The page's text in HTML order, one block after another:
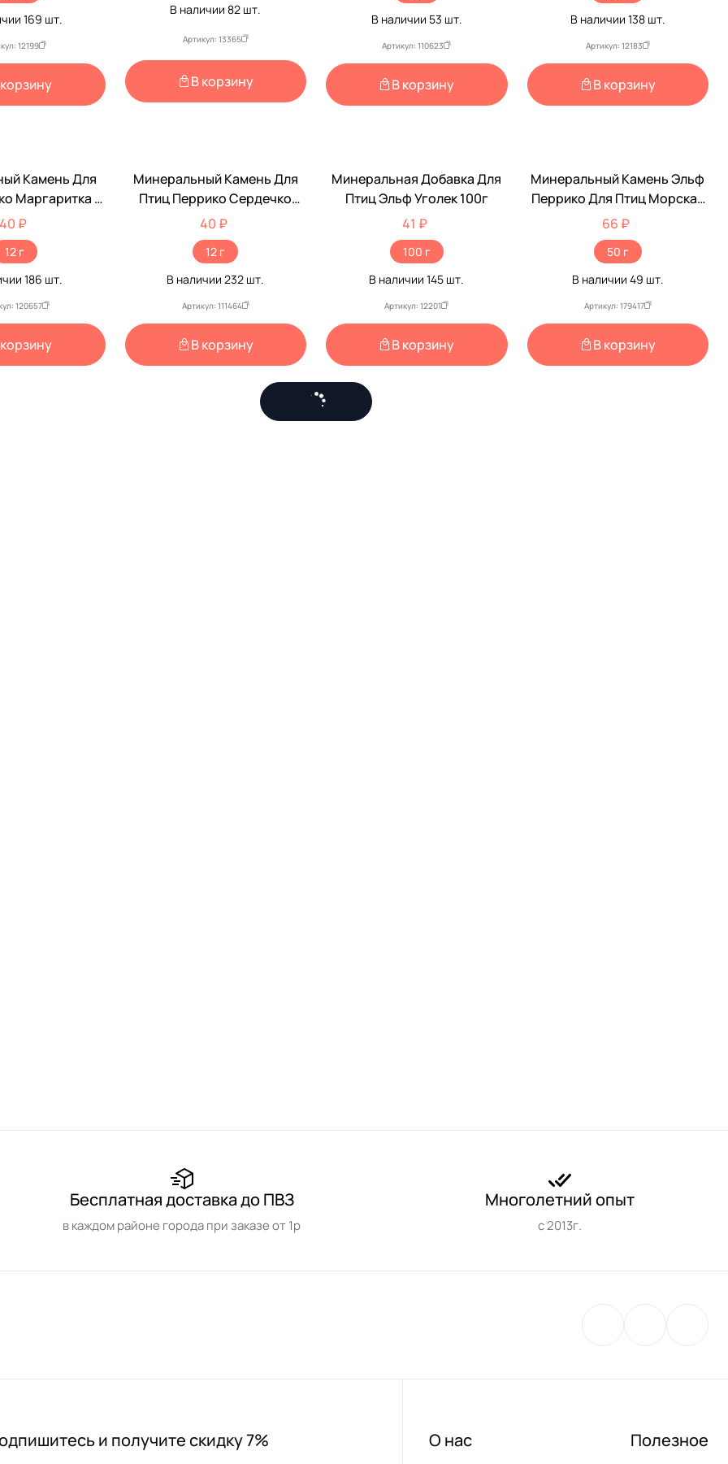
169 шт.
12199
В наличии82 шт.
Артикул: 13365
В корзину
В наличии 53 шт.
Артикул: 110623
В корзину
В наличии 138шт.
Артикул: 12183
В корзину
Камень Для
Маргаритка С
Эльф 12г
40 ₽
12 г
186 шт.
120657
Минеральный Камень Для
Птиц Перрико Сердечко
Эльф 12г
40 ₽
12 г
В наличии232 шт.
Артикул: 111464
В корзину
Минеральная Добавка Для
Птиц Эльф Уголек 100г
41 ₽
100 г
В наличии145 шт.
Артикул: 12201
В корзину
Минеральный Камень Эльф
Перрико Для Птиц Морская
Ракушка 50г
66 ₽
50 г
В наличии 49 шт.
Артикул: 179417
В корзину
Бесплатная доставка до ПВЗ
в каждом районе города при заказе от 1р
Многолетний опыт
с 2013г.
и получите скидку 7% О нас Полезное